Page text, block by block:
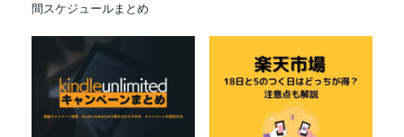
間スケジュールまとめ